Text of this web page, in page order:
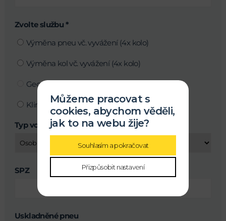
Zvolte službu *
Výměna pneu vč. vyvážení (4x kolo)
Výměna kol vč. vyvážení (4x kolo)
Geometrie kol - objednání pouze telefonicky
Klimatizace
Typ vozu
SPZ
Uskladněné pneu
Můžeme pracovat s
cookies, abychom věděli,
jak to na webu žije?
Souhlasím a pokračovat
Přizpůsobit nastavení